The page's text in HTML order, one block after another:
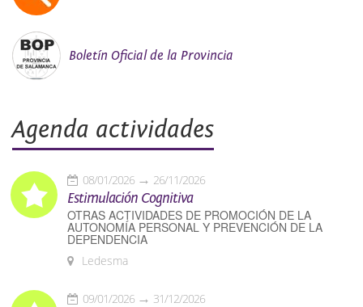
Boletín Oficial de la Provincia
Agenda actividades
08/01/2026 26/11/2026
Estimulación Cognitiva
OTRAS ACTIVIDADES DE PROMOCIÓN DE LA
AUTONOMÍA PERSONAL Y PREVENCIÓN DE LA
DEPENDENCIA
Ledesma
09/01/2026 31/12/2026